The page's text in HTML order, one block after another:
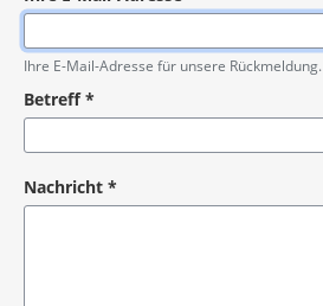
Pflichtangabe
Ihre E-Mail-Adresse für unsere Rückmeldung.
Betreff*
Nachricht *